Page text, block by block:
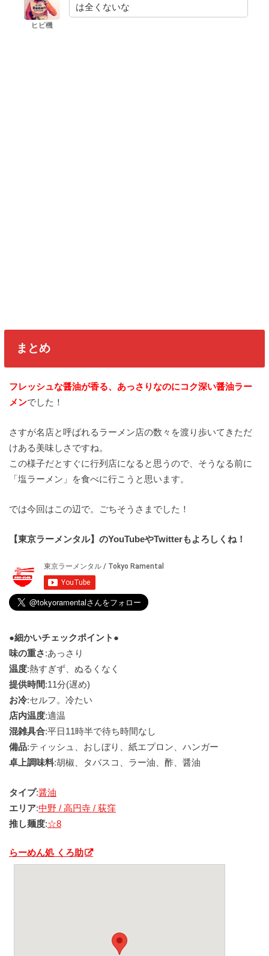
ヒビ機
は全くないな
まとめ
フレッシュな醤油が香る、あっさりなのにコク深い醤油ラー
メンでした！
さすが名店と呼ばれるラーメン店の数々を渡り歩いてきただ
けある美味しさですね。
この様子だとすぐに行列店になると思うので、そうなる前に
「塩ラーメン」を食べに行こうと思います。
では今回はこの辺で。ごちそうさまでした！
【東京ラーメンタル】のYouTubeやTwitterもよろしくね！
●細かいチェックポイント●
味の重さ:あっさり
温度:熱すぎず、ぬるくなく
提供時間:11分(遅め)
お冷:セルフ。冷たい
店内温度:適温
混雑具合:平日11時半で待ち時間なし
備品:ティッシュ、おしぼり、紙エプロン、ハンガー
卓上調味料:胡椒、タバスコ、ラー油、酢、醤油
タイプ:醤油
エリア:中野 / 高円寺 / 荻窪
推し麺度:☆8
らーめん処 くろ助